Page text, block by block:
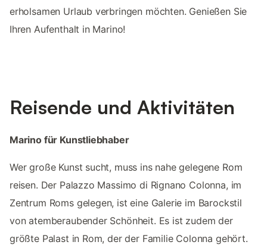
erholsamen Urlaub verbringen möchten. Genießen Sie
Ihren Aufenthalt in Marino!
Reisende und Aktivitäten
Marino für Kunstliebhaber
Wer große Kunst sucht, muss ins nahe gelegene Rom
reisen. Der Palazzo Massimo di Rignano Colonna, im
Zentrum Roms gelegen, ist eine Galerie im Barockstil
von atemberaubender Schönheit. Es ist zudem der
größte Palast in Rom, der der Familie Colonna gehört.